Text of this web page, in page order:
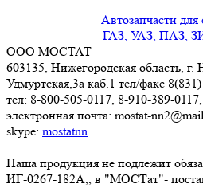
Автозапчасти для
ГАЗ, УАЗ, ПАЗ,
ООО МОСТАТ
603135, Нижегородская область,
Удмуртская,3a каб.1 тел/факс
тел: 8-800-505-0117, 8-910-389-
электронная почта: mostat-
skype: mostatnn
Наша продукция не подлежит
ИГ-0267-182А,, в "МОСТат"-